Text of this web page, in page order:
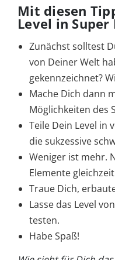
Mit diesen
Level in
Zunächst solltest
von Deiner Welt
gekennzeichnet?
Mache Dich dann
Möglichkeiten des
Teile Dein Level in
die sukzessive
Weniger ist mehr.
Elemente
Traue Dich,
Lasse das Level
testen.
Habe Spaß!